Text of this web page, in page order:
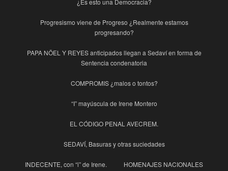
Progresismo viene de Progreso ¿Realmente estamos
progresando?
PAPA NÖEL Y REYES anticipados llegan a Sedaví en forma de
Sentencia condenatoria
COMPROMIS ¿malos o tontos?
“I” mayúscula de Irene Montero
EL CÓDIGO PENAL AVECREM.
SEDAVÍ, Basuras y otras suciedades
INDECENTE, con “i” de Irene. HOMENAJES NACIONALES